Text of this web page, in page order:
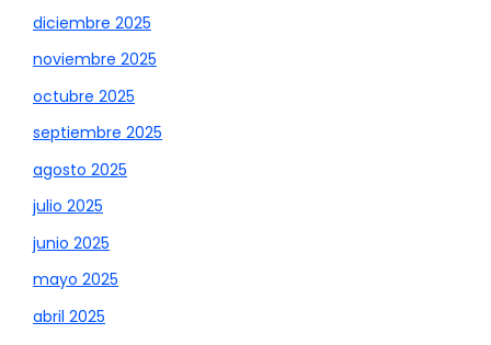
diciembre 2025
noviembre 2025
octubre 2025
septiembre 2025
agosto 2025
julio 2025
junio 2025
mayo 2025
abril 2025